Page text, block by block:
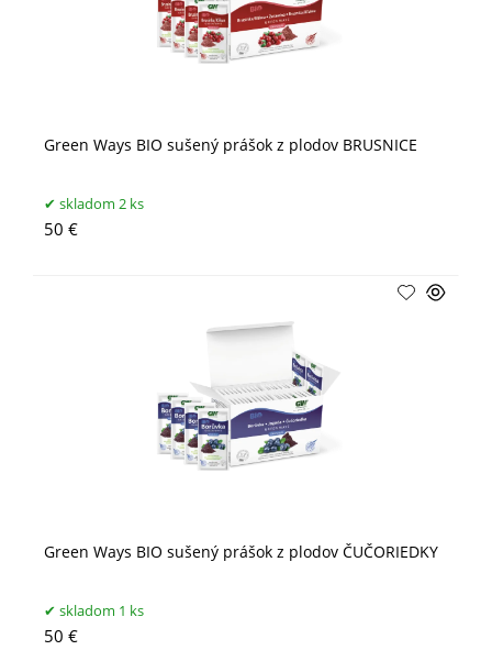
Green Ways BIO sušený prášok z plodov BRUSNICE
skladom 2 ks
50 €
Green Ways BIO sušený prášok z plodov ČUČORIEDKY
skladom 1 ks
50 €